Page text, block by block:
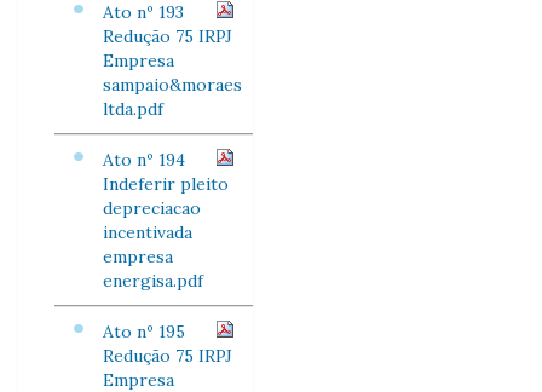
Ato nº 193
Redução 75 IRPJ
Empresa
sampaio&moraes
ltda.pdf
Ato nº 194
Indeferir pleito
depreciacao
incentivada
empresa
energisa.pdf
Ato nº 195
Redução 75 IRPJ
Empresa